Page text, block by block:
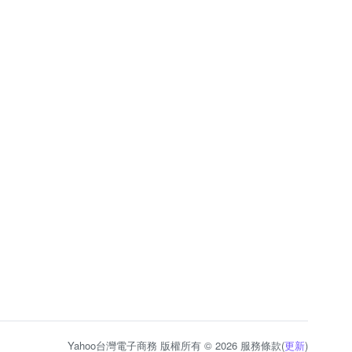
Yahoo台灣電子商務 版權所有 © 2026 服務條款(更新)